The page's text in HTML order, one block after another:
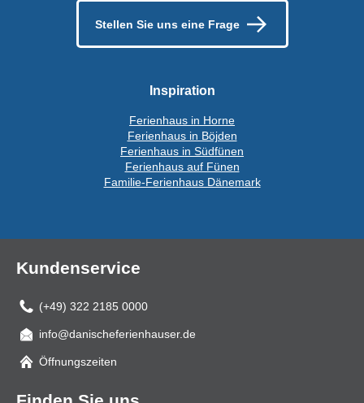
Stellen Sie uns eine Frage
Inspiration
Ferienhaus in Horne
Ferienhaus in Böjden
Ferienhaus in Südfünen
Ferienhaus auf Fünen
Familie-Ferienhaus Dänemark
Kundenservice
(+49) 322 2185 0000
Mail
info@danischeferienhauser.de
Öffnungszeiten